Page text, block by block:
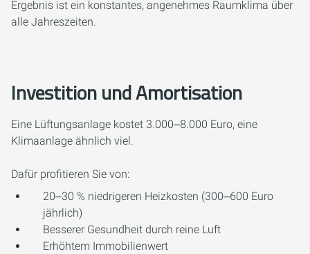
Ergebnis ist ein konstantes, angenehmes Raumklima über
alle Jahreszeiten.
Investition und Amortisation
Eine Lüftungsanlage kostet 3.000‒8.000 Euro, eine
Klimaanlage ähnlich viel.
Dafür profitieren Sie von:
20‒30 % niedrigeren Heizkosten (300‒600 Euro
jährlich)
Besserer Gesundheit durch reine Luft
Erhöhtem Immobilienwert